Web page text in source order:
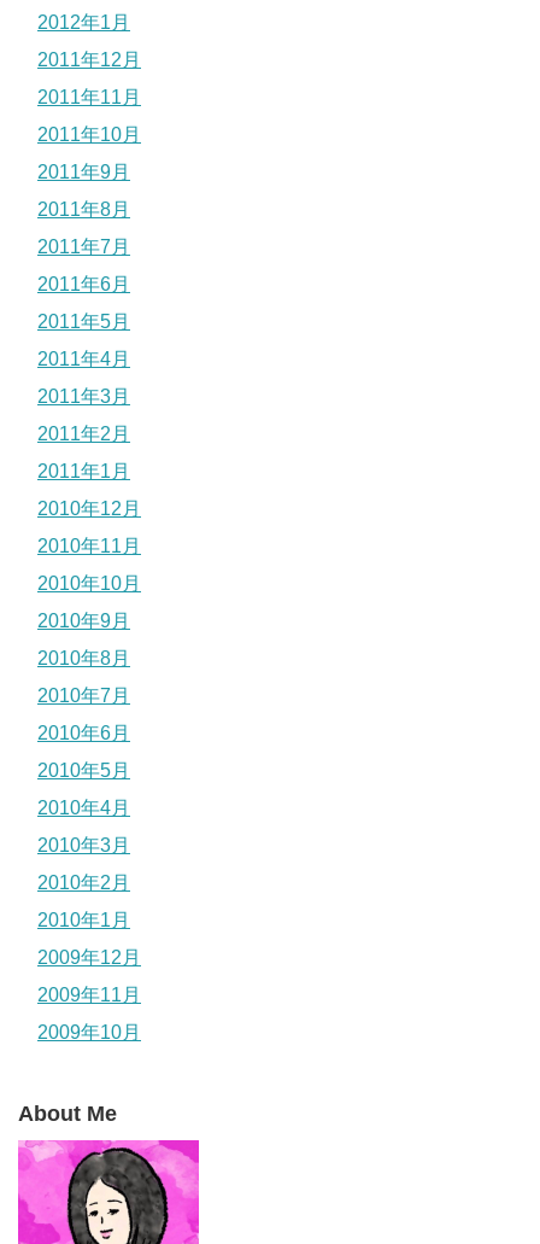
2012年1月
2011年12月
2011年11月
2011年10月
2011年9月
2011年8月
2011年7月
2011年6月
2011年5月
2011年4月
2011年3月
2011年2月
2011年1月
2010年12月
2010年11月
2010年10月
2010年9月
2010年8月
2010年7月
2010年6月
2010年5月
2010年4月
2010年3月
2010年2月
2010年1月
2009年12月
2009年11月
2009年10月
About Me